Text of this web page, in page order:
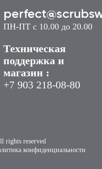
ПН-ПТ с 10.00 до 20.00
Техническая
поддержка и
магазин :
+7 903 218-08-80
rights reserved
конфиденциальности